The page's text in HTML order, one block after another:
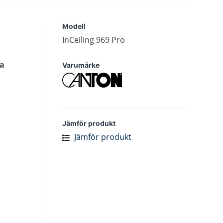
Modell
InCeiling 969 Pro
Varumärke
Jämför produkt
Jämför produkt